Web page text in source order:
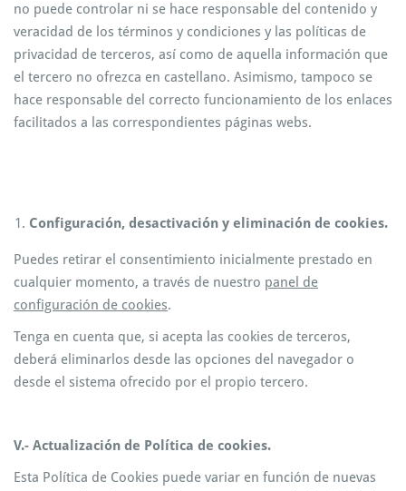
no puede controlar ni se hace responsable del contenido y
veracidad de los términos y condiciones y las políticas de
privacidad de terceros, así como de aquella información que
el tercero no ofrezca en castellano. Asimismo, tampoco se
hace responsable del correcto funcionamiento de los enlaces
facilitados a las correspondientes páginas webs.
Configuración, desactivación y eliminación de cookies.
Puedes retirar el consentimiento inicialmente prestado en
cualquier momento, a través de nuestro panel de
configuración de cookies.
Tenga en cuenta que, si acepta las cookies de terceros,
deberá eliminarlos desde las opciones del navegador o
desde el sistema ofrecido por el propio tercero.
V.- Actualización de Política de cookies.
Esta Política de Cookies puede variar en función de nuevas